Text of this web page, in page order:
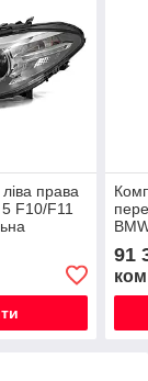
права
F10/F11
91